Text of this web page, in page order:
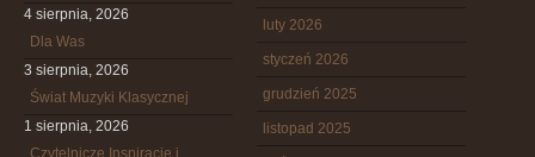
4 sierpnia, 2026
Dla Was
3 sierpnia, 2026
Świat Muzyki Klasycznej
1 sierpnia, 2026
Czytelnicze Inspiracje i
luty 2026
styczeń 2026
grudzień 2025
listopad 2025